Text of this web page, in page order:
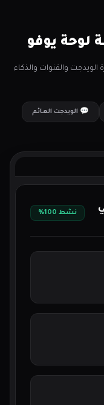
لوحة يوفو
والقنوات والذكاء
💬 الويدجت العائم
نشط 100%